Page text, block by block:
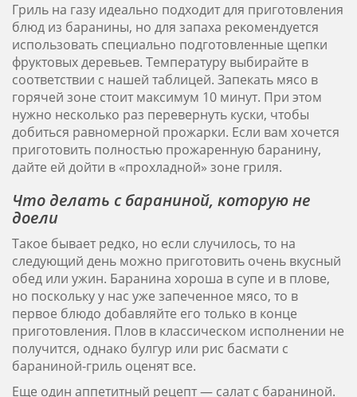
Гриль на газу идеально подходит для приготовления
блюд из баранины, но для запаха рекомендуется
использовать специально подготовленные щепки
фруктовых деревьев. Температуру выбирайте в
соответствии с нашей таблицей. Запекать мясо в
горячей зоне стоит максимум 10 минут. При этом
нужно несколько раз перевернуть куски, чтобы
добиться равномерной прожарки. Если вам хочется
приготовить полностью прожаренную баранину,
дайте ей дойти в «прохладной» зоне гриля.
Что делать с бараниной, которую не
доели
Такое бывает редко, но если случилось, то на
следующий день можно приготовить очень вкусный
обед или ужин. Баранина хороша в супе и в плове,
но поскольку у нас уже запеченное мясо, то в
первое блюдо добавляйте его только в конце
приготовления. Плов в классическом исполнении не
получится, однако булгур или рис басмати с
бараниной-гриль оценят все.
Еще один аппетитный рецепт — салат с бараниной.